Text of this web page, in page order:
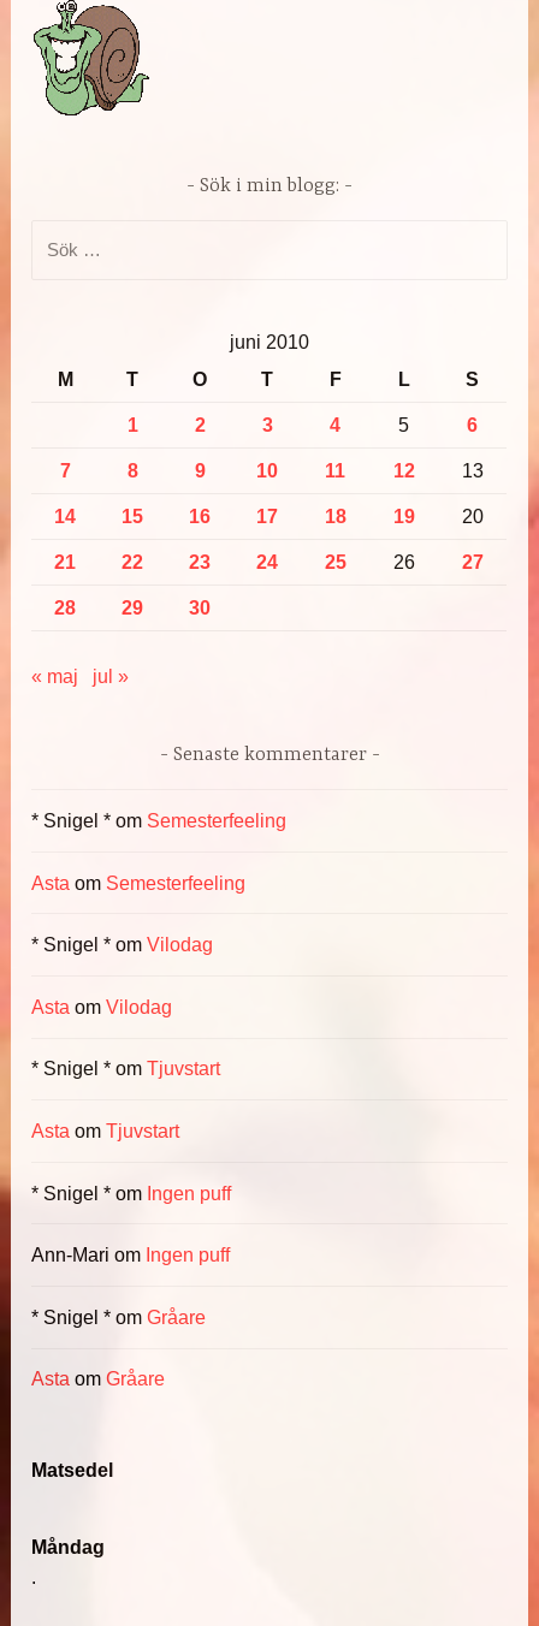
Sök i min blogg:
juni 2010
M
T O T F L S
1 2 3 4 5 6
7 8 9 10 11 12 13
14 15 16 17 18 19 20
21 22 23 24 25 26 27
28 29 30
« maj jul »
Senaste kommentarer
* Snigel * om Semesterfeeling
Asta om Semesterfeeling
* Snigel * omVilodag
Asta omVilodag
* Snigel * omTjuvstart
Asta omTjuvstart
* Snigel * om Ingen puff
Ann-Mari om Ingen puff
* Snigel * omGråare
Asta omGråare
Matsedel
Måndag
.